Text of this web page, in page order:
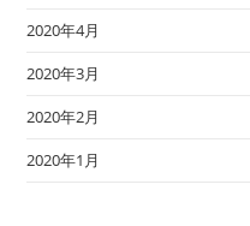
2020年4月
2020年3月
2020年2月
2020年1月